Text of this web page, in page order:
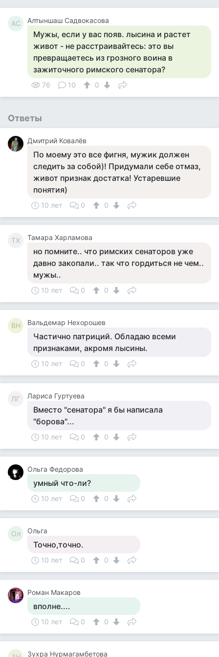
АС Алтыншаш Садвокасова
Мужы, если у вас появ. лысина и растет
живот - не расстраивайтесь: это вы
превращаетесь из грозного воина в
зажиточного римского сенатора?
76 10 0
Ответы
Дмитрий Ковалёв
По моему это все фигня, мужик должен
следить за собой)! Придумали себе отмаз,
живот признак достатка! Устаревшие
понятия)
10 лет 0 0
ТХ Тамара Харламова
но помните.. что римских сенаторов уже
давно закопали.. так что гордиться не чем..
мужы..
10 лет 0 0
ВН Вальдемар Нехорошев
Частично патриций. Обладаю всеми
признаками, акромя лысины.
10 лет 0 0
ЛГ Лариса Гуртуева
Вместо "сенатора" я бы написала
"борова"...
10 лет 0 0
Ольга Федорова
умный что-ли?
10 лет 0 0
Ол Ольга
Точно,точно.
10 лет 0 0
Роман Макаров
вполне....
10 лет 0 0
Зухра Нурмагамбетова